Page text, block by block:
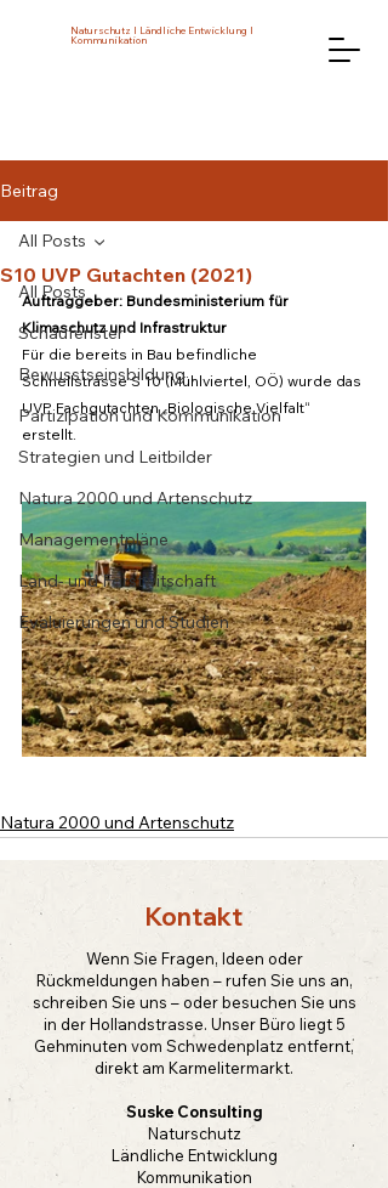
Naturschutz I Ländliche Entwicklung I
Kommunikation
Beitrag
All Posts
Schaufenster
Bewusstseinsbildung
Partizipation und Kommunikation
Strategien und Leitbilder
Natura 2000 und Artenschutz
Managementpläne
Land- und Forstwitschaft
Evaluierungen und Studien
All Posts
S10 UVP Gutachten (2021)
Auftraggeber: Bundesministerium für
Klimaschutz und Infrastruktur
Für die bereits in Bau befindliche
Schnellstrasse S 10 (Mühlviertel, OÖ) wurde das
UVP Fachgutachten „Biologische Vielfalt“
erstellt.
Natura 2000 und Artenschutz
Kontakt
Wenn Sie Fragen, Ideen oder
Rückmeldungen haben – rufen Sie uns an,
schreiben Sie uns – oder besuchen Sie uns
in der Hollandstrasse. Unser Büro liegt 5
Gehminuten vom Schwedenplatz entfernt,
direkt am Karmelitermarkt.
Suske Consulting
Naturschutz
Ländliche Entwicklung
Kommunikation